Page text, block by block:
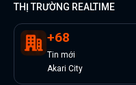
THỊ TRƯỜNG REALTIME
+68
Tin mới
Akari City